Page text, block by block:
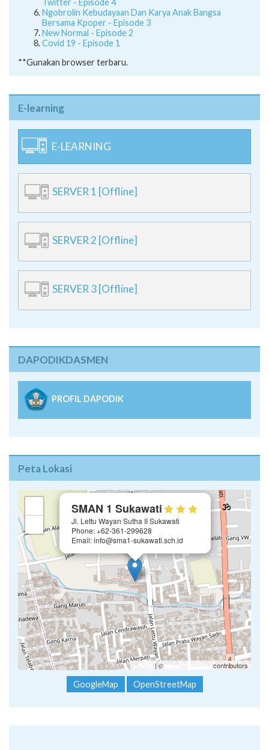
Twitter - Episode 4
Ngobrolin Kebudayaan Dan Karya Anak Bangsa
Bersama Kpoper - Episode 3
New Normal - Episode 2
Covid 19 - Episode 1
**Gunakan browser terbaru.
E-learning
E-LEARNING
SERVER 1 [Offline]
SERVER 2 [Offline]
SERVER 3 [Offline]
DAPODIKDASMEN
PROFIL DAPODIK
Peta Lokasi
SMAN 1 Sukawati
Jl. Lettu Wayan Sutha II Sukawati
Phone: +62-361-299628
Email: info@sma1-sukawati.sch.id
Leaflet | ©OpenStreetMap contributors
GoogleMap OpenStreetMap